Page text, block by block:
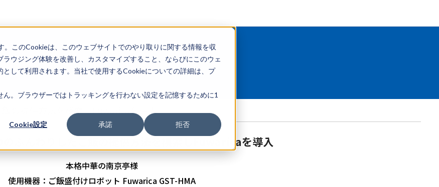
このCookieは、このウェブサイトでのやり取りに関する情報を収
ウジング体験を改善し、カスタマイズすること、ならびにこのウェ
して利用されます。当社で使用するCookieについての詳細は、プ
。ブラウザーではトラッキングを行わない設定を記憶するために1
Cookie設定 承諾 拒否
飯の提供方法を模索しFuwaricaを導入
のふんわりしたご飯の提供方法を模索しFuwaricaを導入
本格中華の南京亭様
使用機器：ご飯盛付けロボット Fuwarica GST-HMA